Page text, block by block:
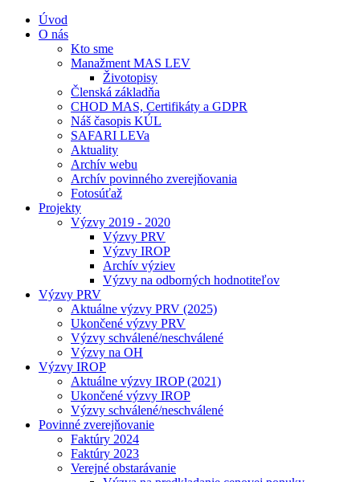
Úvod
O nás
Kto sme
Manažment MAS LEV
Životopisy
Členská základňa
CHOD MAS, Certifikáty a GDPR
Náš časopis KÚL
SAFARI LEVa
Aktuality
Archív webu
Archív povinného zverejňovania
Fotosúťaž
Projekty
Výzvy 2019 - 2020
Výzvy PRV
Výzvy IROP
Archív výziev
Výzvy na odborných hodnotiteľov
Výzvy PRV
Aktuálne výzvy PRV (2025)
Ukončené výzvy PRV
Výzvy schválené/neschválené
Výzvy na OH
Výzvy IROP
Aktuálne výzvy IROP (2021)
Ukončené výzvy IROP
Výzvy schválené/neschválené
Povinné zverejňovanie
Faktúry 2024
Faktúry 2023
Verejné obstarávanie